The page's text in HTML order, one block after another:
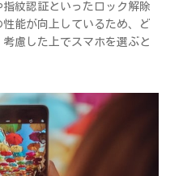
紋認証といったロック解除
能が向上しているため、ど
慮した上でスマホを選ぶと